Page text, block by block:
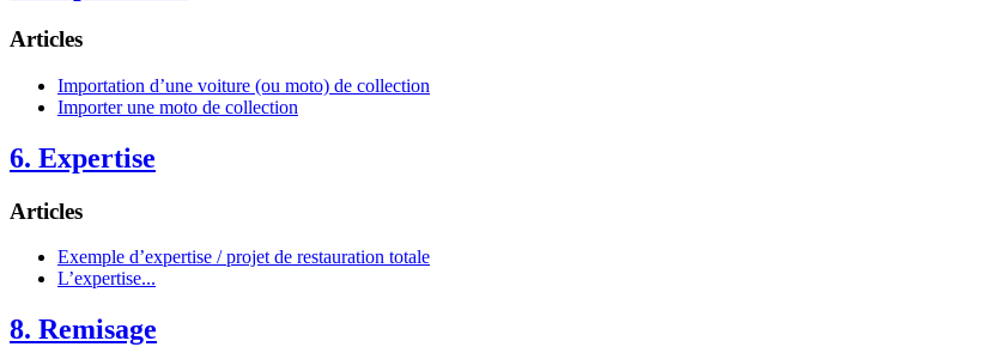
Articles
Importation d’une voiture (ou moto) de collection
Importer une moto de collection
6. Expertise
Articles
Exemple d’expertise / projet de restauration totale
L’expertise...
8. Remisage